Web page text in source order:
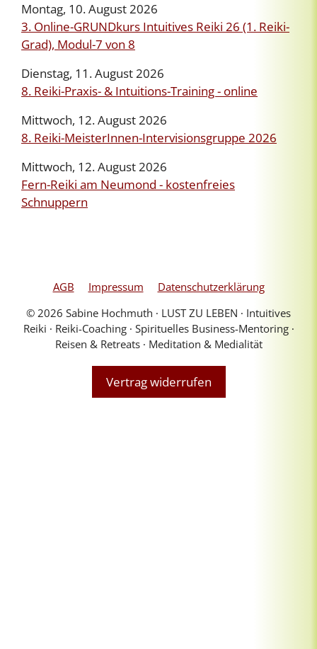
Montag, 10. August 2026
3. Online-GRUNDkurs Intuitives Reiki 26 (1. Reiki-
Grad), Modul-7 von 8
Dienstag, 11. August 2026
8. Reiki-Praxis- & Intuitions-Training - online
Mittwoch, 12. August 2026
8. Reiki-MeisterInnen-Intervisionsgruppe 2026
Mittwoch, 12. August 2026
Fern-Reiki am Neumond - kostenfreies
Schnuppern
AGB Impressum
Datenschutzerklärung
© 2026 Sabine Hochmuth ∙ LUST ZU LEBEN ∙ Intuitives
Reiki ∙ Reiki-Coaching ∙ Spirituelles Business-Mentoring ∙
Reisen & Retreats ∙ Meditation & Medialität
Vertrag widerrufen